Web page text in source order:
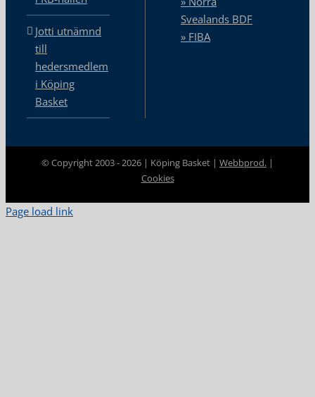
Jotti utnämnd
till
hedersmedlem
i Köping
Basket
Svealands BDF
» FIBA
© Copyright 2003 -2026 | Köping Basket | Webbprod. |
Cookies
Page load link